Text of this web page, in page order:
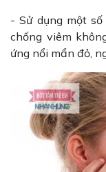
- Sử dụng một
chống viêm
ứng nổi mẩn đỏ,